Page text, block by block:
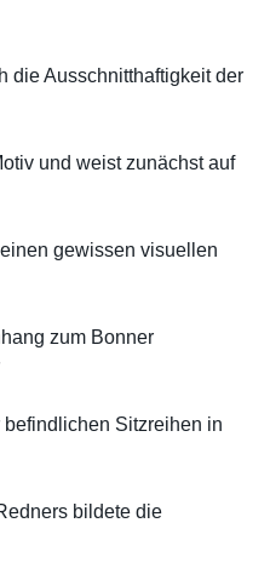
die Ausschnitthaftigkeit der
und weist zunächst auf
gewissen visuellen
zum Bonner
Sitzreihen in
bildete die